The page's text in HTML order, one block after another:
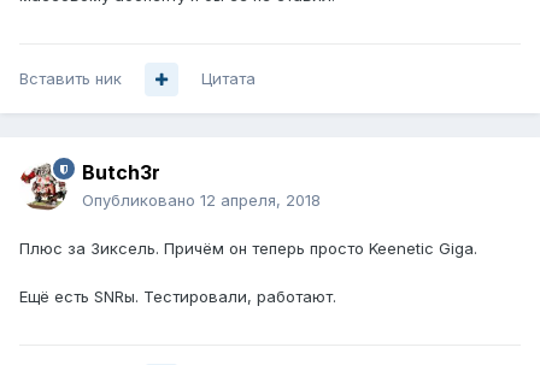
Вставить ник Цитата
Butch3r
Опубликовано 12 апреля, 2018
Плюс за Зиксель. Причём он теперь просто Keenetic Giga.
Ещё есть SNRы. Тестировали, работают.